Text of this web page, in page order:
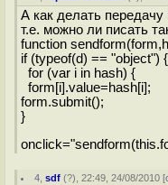
А как делать
т.е. можно ли писать
function
if (typeof(d) == "object") {
for (var i in hash) {
form[i].value=hash[i];
form.submit();
}
4 ,sdf (?), 22:49, 24/08/2010 [